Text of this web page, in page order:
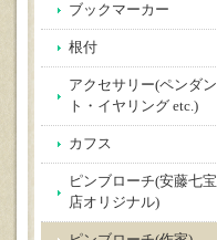
ブックマーカー
根付
アクセサリー(ペンダン
ト・イヤリング etc.)
カフス
ピンブローチ(安藤七宝
店オリジナル)